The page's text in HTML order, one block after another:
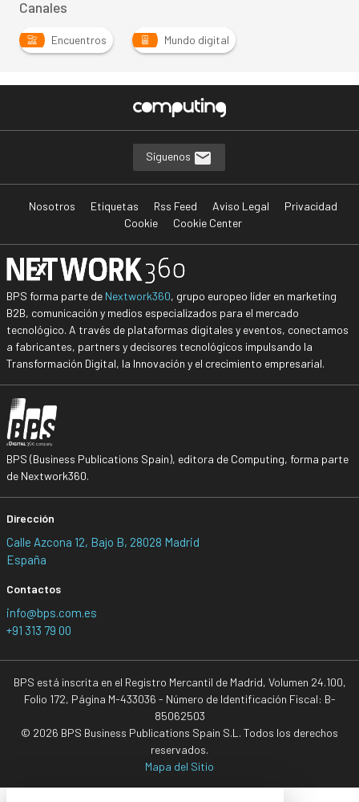
Canales
Encuentros Mundo digital
Síguenos
Nosotros Etiquetas Rss Feed Aviso Legal
Privacidad
Cookie
Cookie Center
BPS forma parte de Nextwork360, grupo europeo líder en marketing
B2B, comunicación y medios especializados para el mercado
tecnológico. A través de plataformas digitales y eventos, conectamos
a fabricantes, partners y decisores tecnológicos impulsando la
Transformación Digital, la Innovación y el crecimiento empresarial.
BPS (Business Publications Spain), editora de Computing, forma parte
de Nextwork360.
Dirección
Calle Azcona 12, Bajo B, 28028 Madrid
España
Contactos
info@bps.com.es
+91 313 79 00
BPS está inscrita en el Registro Mercantil de Madrid, Volumen 24.100,
Folio 172, Página M-433036 - Número de Identificación Fiscal: B-
85062503
© 2026 BPS Business Publications Spain S.L. Todos los derechos
reservados.
Mapa del Sitio